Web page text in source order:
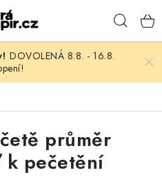
DOVOLENÁ 8.8. - 16.8.
průměr
pečetění